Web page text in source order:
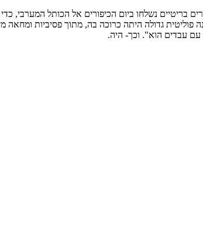
בריטיים נשלחו ביום הכיפורים אל הכותל המערבי,
גדולה היתה כרוכה בה, מתוך פסיביות ומחאה
עבדים הוא". וכך- היה.